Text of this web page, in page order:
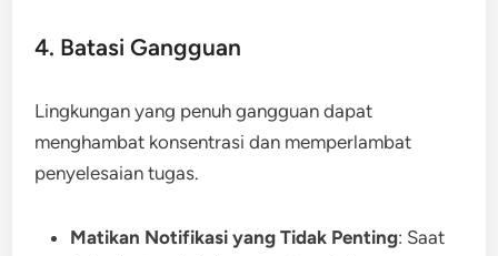
4. Batasi Gangguan
Lingkungan yang penuh gangguan dapat
menghambat konsentrasi dan memperlambat
penyelesaian tugas.
Matikan Notifikasi yang Tidak Penting: Saat